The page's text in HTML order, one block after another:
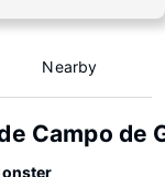
Nearby
Campo de